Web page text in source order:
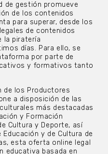
de gestión promueve
de los contenidos
para superar, desde los
de contenidos
la piratería
días. Para ello, se
por parte de
y formativos tanto
de los Productores
a disposición de las
más destacadas
y Formación
Cultura y Deporte, así
y de Cultura de
esta oferta online legal
educativa basada en